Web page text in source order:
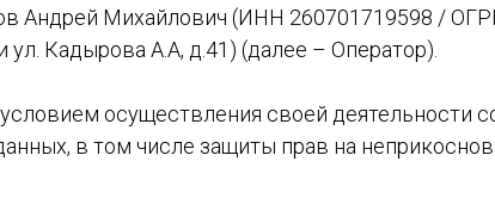
Андрей Михайлович (ИНН 260701719598 /
Кадырова А.А, д.41) (далее – Оператор).
осуществления своей деятельности
в том числе защиты прав на